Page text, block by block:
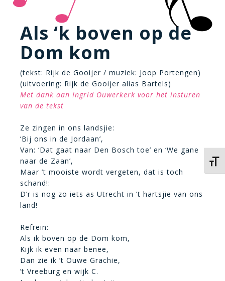
Als ‘k boven op de
Dom kom
(tekst: Rijk de Gooijer / muziek: Joop Portengen)
(uitvoering: Rijk de Gooijer alias Bartels)
Met dank aan Ingrid Ouwerkerk voor het insturen
van de tekst
Ze zingen in ons landsjie:
‘Bij ons in de Jordaan’,
Van: ‘Dat gaat naar Den Bosch toe’ en ‘We gane
naar de Zaan’,
Maar ’t mooiste wordt vergeten, dat is toch
schand!:
D’r is nog zo iets as Utrecht in ’t hartsjie van ons
land!
Refrein:
Als ik boven op de Dom kom,
Kijk ik even naar benee,
Dan zie ik ’t Ouwe Grachie,
’t Vreeburg en wijk C.